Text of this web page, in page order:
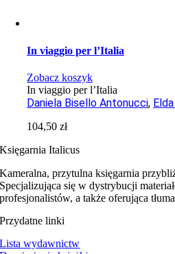
In viaggio per l’Italia
Zobacz koszyk
In viaggio per l’Italia
Daniela Bisello Antonucci,
104,50zł
Księgarnia Italicus
Kameralna, przytulna księgarnia
Specjalizująca się w dystrybucji
profesjonalistów, a także oferująca
Przydatne linki
Lista wydawnictw